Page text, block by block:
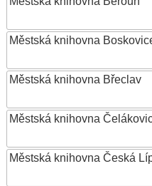
Městská knihovna
Městská knihovna Břeclav
Městská knihovna
Městská knihovna Česká